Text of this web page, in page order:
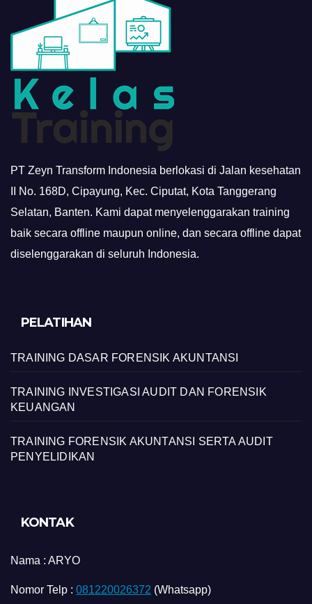
PT Zeyn Transform Indonesia berlokasi di Jalan kesehatan
II No. 168D, Cipayung, Kec. Ciputat, Kota Tanggerang
Selatan, Banten. Kami dapat menyelenggarakan training
baik secara offline maupun online, dan secara offline dapat
diselenggarakan di seluruh Indonesia.
PELATIHAN
TRAINING DASAR FORENSIK AKUNTANSI
TRAINING INVESTIGASI AUDIT DAN FORENSIK
KEUANGAN
TRAINING FORENSIK AKUNTANSI SERTA AUDIT
PENYELIDIKAN
KONTAK
Nama : ARYO
Nomor Telp : 081220026372 (Whatsapp)